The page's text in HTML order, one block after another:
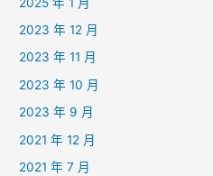
2023 年 12 月
2023 年 11 月
2023 年 10 月
2023 年 9 月
2021 年 12 月
2021 年 7 月